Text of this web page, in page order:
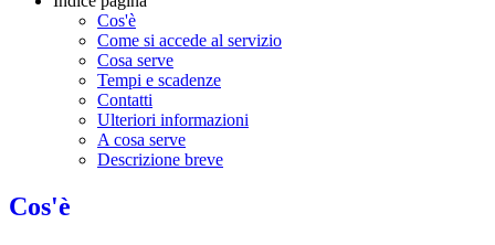
Cos'è
Come si accede al servizio
Cosa serve
Tempi e scadenze
Contatti
Ulteriori informazioni
A cosa serve
Descrizione breve
Cos'è